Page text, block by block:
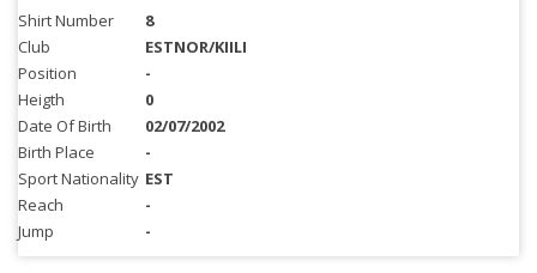
Shirt Number
8
Club
ESTNOR/KIILI
Position
-
Heigth
0
Date Of Birth
02/07/2002
Birth Place
-
Sport Nationality EST
Reach
-
Jump
-